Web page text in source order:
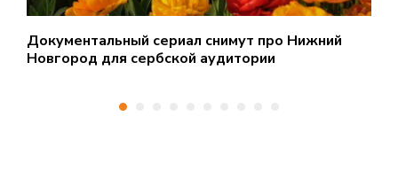
Документальный сериал снимут про Нижний
Новгород для сербской аудитории